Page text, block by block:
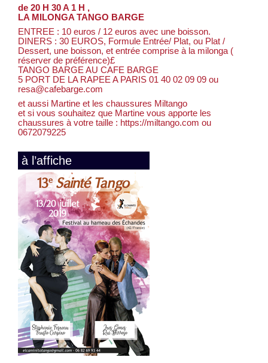
de 20 H 30 A 1 H ,
LA MILONGA TANGO BARGE
ENTREE : 10 euros / 12 euros avec une boisson.
DINERS : 30 EUROS, Formule Entrée/ Plat, ou Plat /
Dessert, une boisson, et entrée comprise à la milonga (
réserver de préférence)£
TANGO BARGE AU CAFE BARGE
5 PORT DE LA RAPEE A PARIS 01 40 02 09 09 ou
resa@cafebarge.com
et aussi Martine et les chaussures Miltango
et si vous souhaitez que Martine vous apporte les
chaussures à votre taille : https://miltango.com ou
0672079225
à l’affiche